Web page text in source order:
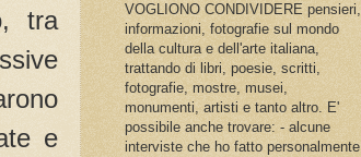
tra
e
VOGLIONO CONDIVIDERE pensieri,
informazioni, fotografie sul mondo
della cultura e dell'arte italiana,
trattando di libri, poesie, scritti,
fotografie, mostre, musei,
monumenti, artisti e tanto altro. E'
possibile anche trovare: - alcune
interviste che ho fatto personalmente